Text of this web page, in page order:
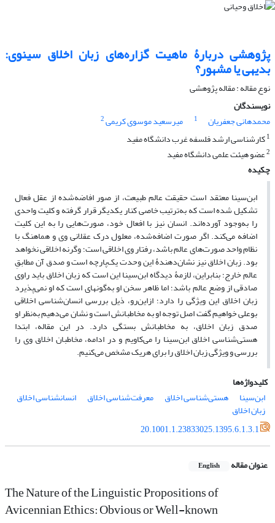
پژوهشی دربارۀ ماهیت گزاره‌های زبان اخلاق سینوی:
بدیهی یا مشهور؟
نوع مقاله : مقاله پژوهشی
نویسندگان
محمدهانی جعفریان
1 میرسعید موسوی کریمی2
1کارشناسی ارشد فلسفه غرب دانشگاه مفید
2عضو هیئت علمی دانشگاه مفید
چکیده
ابن‌سینا معتقد است حقیقت عالم طبیعت، از صور افاضه‌شده از عقل فعال
تشکیل شده است که به‌ترتیب خاصی کنار یکدیگر قرار گرفته و کلیت واحدی
را به‌وجود آورده‌اند. انسان نیز با افعال خود، صورت‌هایی را به این کلیت
اضافه می‌کند. اگر صورت اضافه‌شده، معلول درک عقلانی وی و هماهنگ با
نظام واحد صورت‌های عالم باشد، رفتار وی اخلاقی است؛ وگرنه اخلاقی نخواهد
بود. زبان اخلاق نیز نشان‌دهندۀ این وحدت یک‌پارچه است و صدق آن مطابقِ
عالم خارج؛ بنابراین، لازمۀ دیدگاه ابن‌سینا این است که زبان اخلاق باید راوی
صادقی از وضع عالم باشد؛ اما ظاهر سخن او به‌گونه‏ای است که او نمی‌پذیرد
زبان اخلاق این ویژگی را دارد؛ ازاین‌رو، ذیل بررسی انسان‌شناسی اخلاقی
بوعلی خواهیم گفت اصل توجه او به مخاطبانش است و نشان می‌دهیم به‌نظر او
صدق زبان اخلاق، به مخاطبانش بستگی دارد. در این مقاله، ابتدا
هستی‌شناسی اخلاق ابن‌سینا را می‌کاویم و در ادامه، مخاطبان اخلاق وی را
بررسی و ویژگی زبان اخلاق را برای هریک مشخص می‌کنیم.
کلیدواژه‌ها
ابن‌سینا
هستی‌شناسی اخلاق معرفت‌شناسی اخلاق انسان‏شناسی اخلاق
زبان اخلاق
20.1001.1.23833025.1395.6.1.3.1
عنوان مقاله English
The Nature of the Linguistic Propositions of
Avicennian Ethics: Obvious or Well-known